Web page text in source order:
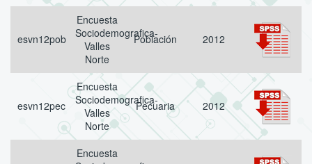
esvn12pob
Encuesta
Sociodemografica-
Valles
Norte
Población 2012
esvn12pec
Encuesta
Sociodemografica-
Valles
Norte
Pecuaria 2012
Encuesta